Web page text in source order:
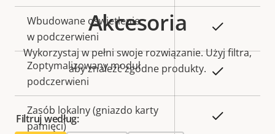
Wbudowane oświetlenie
w podczerwieni
Zoptymalizowany moduł
podczerwieni
Zasób lokalny (gniazdo karty
pamięci)
Akcesoria
Wykorzystaj w pełni swoje rozwiązanie. Użyj filtra,
aby znaleźć zgodne produkty.
Filtruj według: